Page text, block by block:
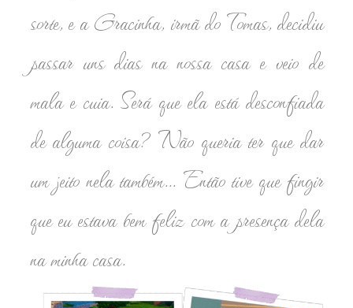
sorte, e a Gracinha, irmã do Tomas, decidiu
passar uns dias na nossa casa e veio de
mala e cuia. Será que ela está desconfiada
de alguma coisa? Não queria ter que dar
um jeito nela também... Então tive que fingir
que eu estava bem feliz com a presença dela
na minha casa.